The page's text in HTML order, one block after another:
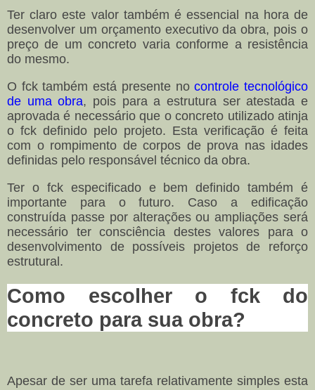
Ter claro este valor também é essencial na hora de
desenvolver um orçamento executivo da obra, pois o
preço de um concreto varia conforme a resistência
do mesmo.
O fck também está presente nocontrole tecnológico
de uma obra, pois para a estrutura ser atestada e
aprovada é necessário que o concreto utilizado atinja
o fck definido pelo projeto. Esta verificação é feita
com o rompimento de corpos de prova nas idades
definidas pelo responsável técnico da obra.
Ter o fck especificado e bem definido também é
importante para o futuro. Caso a edificação
construída passe por alterações ou ampliações será
necessário ter consciência destes valores para o
desenvolvimento de possíveis projetos de reforço
estrutural.
Como escolher o fck do
concreto para sua obra?
Apesar de ser uma tarefa relativamente simples esta